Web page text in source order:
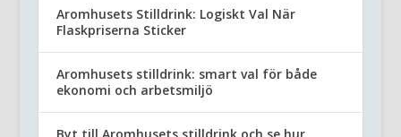
Aromhusets Stilldrink: Logiskt Val När
Flaskpriserna Sticker
Aromhusets stilldrink: smart val för både
ekonomi och arbetsmiljö